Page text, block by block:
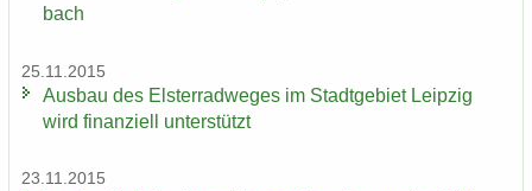
bach
25.11.2015
Aus­bau des Els­ter­rad­we­ges im Stadt­ge­biet Leip­zig
wird fi­nan­zi­ell un­ter­stützt
23.11.2015